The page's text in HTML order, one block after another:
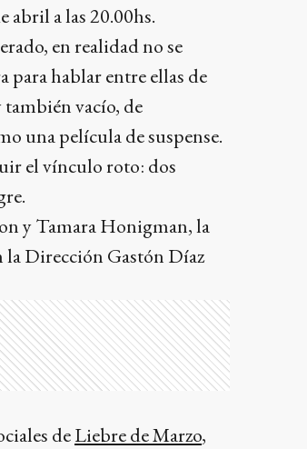
abril a las 20.00hs.
en realidad no se
para hablar entre ellas de
vacío, de
una película de suspense.
el vínculo roto: dos
y Tamara Honigman, la
la Dirección Gastón Díaz
deLiebre de Marzo,